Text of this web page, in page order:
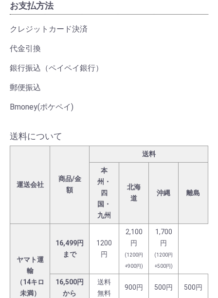
お支払方法
クレジットカード決済
代金引換
銀行振込（ペイペイ銀行）
郵便振込
Bmoney(ポケペイ)
送料について
運送会社
商品/金
額
送料
本
州・
四
国・
九州
北海
道
沖縄 離島
ヤマト運
輸
（14キロ
未満）
16,499円
まで
1200
円
2,100
円
(1200円
+900円)
1,700
円
(1200円
+500円)
16,500円
から
送料
無料
900円 500円 500円